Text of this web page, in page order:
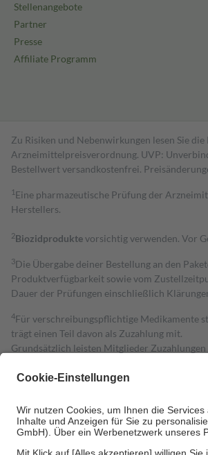
Stellenangebote
Partner
Presse
Affiliate Programm
Zu Risiken und Nebenwirkungen lesen Sie
Arzneimittelpreisverordnung. UVP:
Bestell­wert versand­kosten­frei.
1 Eine pharmazeutische Prüfung der
Herstellers.
2Biozidproduktevorsichtig verwenden. Vor
3Die Übergabe deiner Bestellung an den
Produktverfügbarkeit sowie vom
Dauer der Prüfungen einschließlich
4Für verschreibungspflichtige Medikamente
trägt einen Teil davon als Zuzahlung mit.
Grundsätzlich leisten Mitglieder
Diese Regeln gelten grundsätzlich auch für
Um das Engagement der Versicherten für
• Kindern und Jugendlichen bis zum
• Untersuchungen zur Vorsorge und
• empfohlenen Schutzimpfungen